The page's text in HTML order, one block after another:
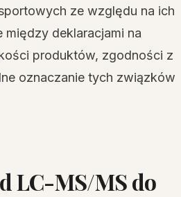
ze względu na ich
deklaracjami na
produktów, zgodności z
oznaczanie tych związków
LC-MS/MS do